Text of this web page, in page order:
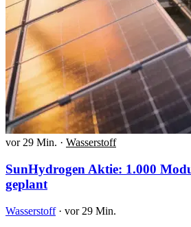
vor 29 Min. · Wasserstoff
SunHydrogen Aktie: 1.000
geplant
Wasserstoff · vor 29 Min.